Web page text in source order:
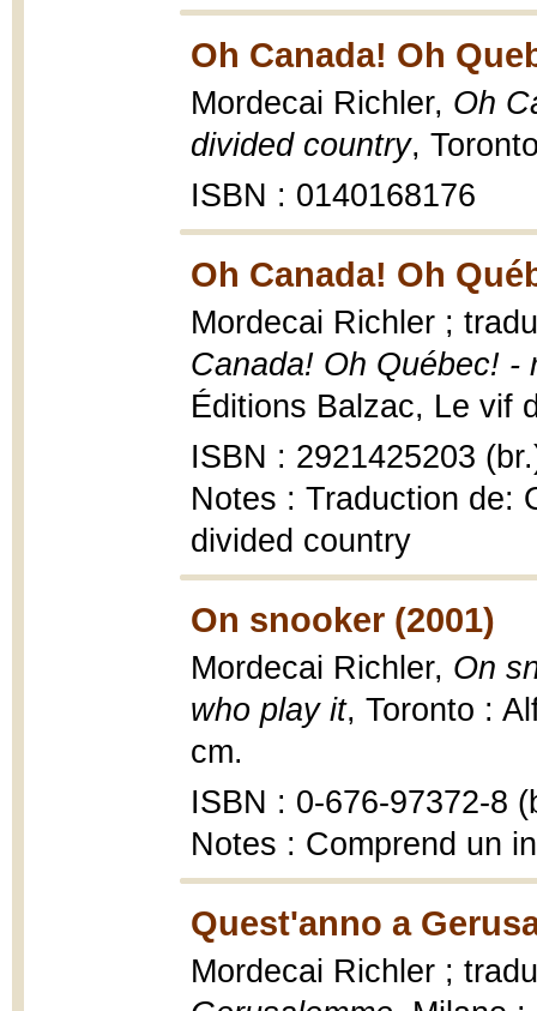
Oh Canada! Oh
Mordecai Richler, Oh
divided country,
ISBN : 0140168176
Oh Canada! Oh
Mordecai Richler ;
Canada! Oh Québec! -
Éditions Balzac, Le vif
ISBN : 2921425203
Notes : Traduction de:
divided country
On snooker (2001)
Mordecai Richler, On
who play it, Toronto :
cm.
ISBN : 0-676-97372-8
Notes : Comprend un
Quest'anno a
Mordecai Richler ;